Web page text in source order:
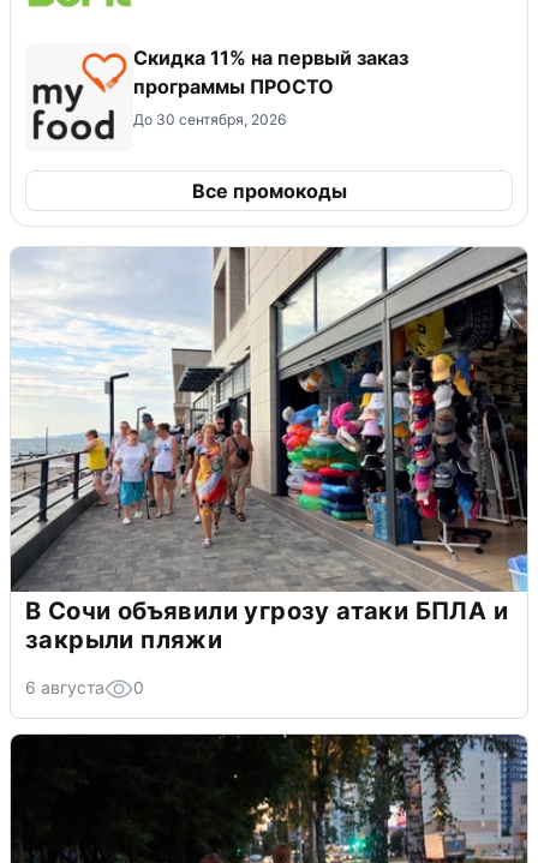
Скидка 11% на первый заказ
программы ПРОСТО
До 30 сентября, 2026
Все промокоды
В Сочи объявили угрозу атаки БПЛА и
закрыли пляжи
6 августа 0